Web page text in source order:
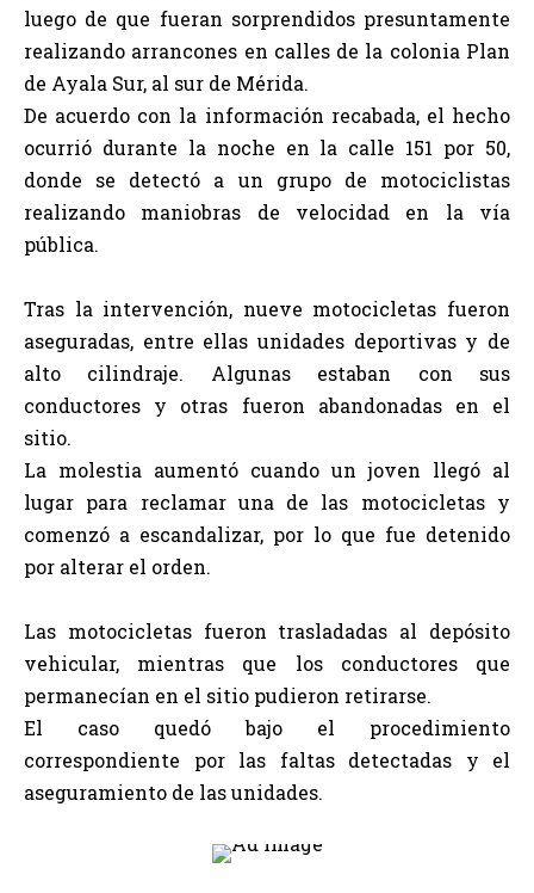
luego de que fueran sorprendidos presuntamente
realizando arrancones en calles de la colonia Plan
de Ayala Sur, al sur de Mérida.
De acuerdo con la información recabada, el hecho
ocurrió durante la noche en la calle 151 por 50,
donde se detectó a un grupo de motociclistas
realizando maniobras de velocidad en la vía
pública.
Tras la intervención, nueve motocicletas fueron
aseguradas, entre ellas unidades deportivas y de
alto cilindraje. Algunas estaban con sus
conductores y otras fueron abandonadas en el
sitio.
La molestia aumentó cuando un joven llegó al
lugar para reclamar una de las motocicletas y
comenzó a escandalizar, por lo que fue detenido
por alterar el orden.
Las motocicletas fueron trasladadas al depósito
vehicular, mientras que los conductores que
permanecían en el sitio pudieron retirarse.
El caso quedó bajo el procedimiento
correspondiente por las faltas detectadas y el
aseguramiento de las unidades.